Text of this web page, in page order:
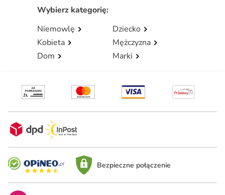
Wybierz kategorię:
Niemowlę
Dziecko
Kobieta
Mężczyzna
Dom
Marki
Bezpieczne połączenie